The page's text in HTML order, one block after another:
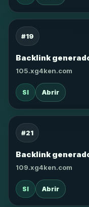
#19
Backlink
105.xg4ken.com
SI Abrir
#21
Backlink
109.xg4ken.com
SI Abrir